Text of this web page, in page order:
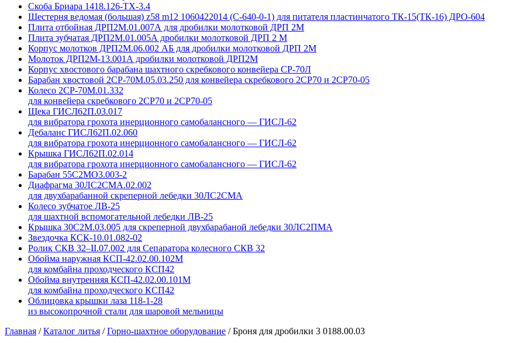
Скоба Бриара 1418.126-ТХ-3.4
Шестерня ведомая (большая) z58 m12 1060422014 (С-640-0-1) для питателя пластинчатого ТК-15(ТК-16) ДРО-604
Плита отбойная ДРП2М.01.007А для дробилки молотковой ДРП 2М
Плита зубчатая ДРП2М.01.005А дробилки молотковой ДРП 2 М
Корпус молотков ДРП2М.06.002 АБ для дробилки молотковой ДРП 2М
Молоток ДРП2М-13.001А дробилки молотковой ДРП2М
Корпус хвостового барабана шахтного скребкового конвейера СР-70Л
Барабан хвостовой 2СР-70М.05.03.250 для конвейера скребкового 2СР70 и 2СР70-05
Колесо 2СР-70М.01.332
для конвейера скребкового 2СР70 и 2СР70-05
Щека ГИСЛ62П.03.017
для вибратора грохота инерционного самобалансного — ГИСЛ-62
Дебаланс ГИСЛ62П.02.060
для вибратора грохота инерционного самобалансного — ГИСЛ-62
Крышка ГИСЛ62П.02.014
для вибратора грохота инерционного самобалансного — ГИСЛ-62
Барабан 55С2МО3.003-2
Диафрагма 30ЛС2СМА.02.002
для двухбарабанной скреперной лебедки 30ЛС2СМА
Колесо зубчатое ЛВ-25
для шахтной вспомогательной лебедки ЛВ-25
Крышка 30С2М.03.005 для скреперной двухбарабаной лебедки 30ЛС2ПМА
Звездочка КСК-10.01.082-02
Ролик СКВ 32–II.07.002 для Сепаратора колесного СКВ 32
Обойма наружная КСП-42.02.00.102М
для комбайна проходческого КСП42
Обойма внутренняя КСП-42.02.00.101М
для комбайна проходческого КСП42
Облицовка крышки лаза 118-1-28
из высокопрочной стали для шаровой мельницы
Главная /Каталог литья /Горно-шахтное оборудование /Броня для дробилки 3 0188.00.03